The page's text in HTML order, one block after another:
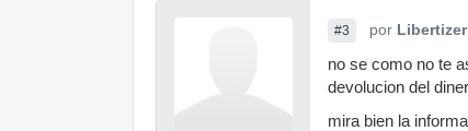
#3 por Libertizer
no se como no te
devolucion del
mira bien la